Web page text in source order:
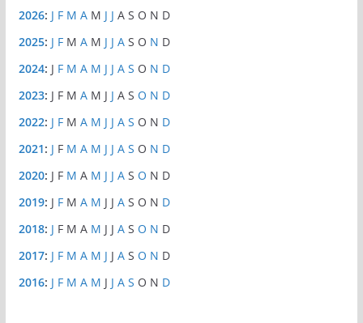
2026: J F M A M J J A S O N D
2025: J F M A M J J A S O N D
2024: J F M A M J J A S O N D
2023: J F M A M J J A S O N D
2022: J F M A M J J A S O N D
2021: J F M A M J J A S O N D
2020: J F M A M J J A S O N D
2019: J F M A M J J A S O N D
2018: J F M A M J J A S O N D
2017: J F M A M J J A S O N D
2016: J F M A M J J A S O N D